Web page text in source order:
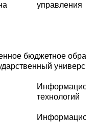
управления
бюджетное
технологий